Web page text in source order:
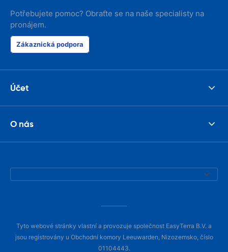
Potřebujete pomoc? Obraťte se na naše specialisty na
pronájem.
Zákaznická podpora
Účet
O nás
Tyto webové stránky vlastní a provozuje společnost EasyTerra B.V. a
jsou registrovány u Obchodní komory Leeuwarden, Nizozemsko, číslo
01104443.